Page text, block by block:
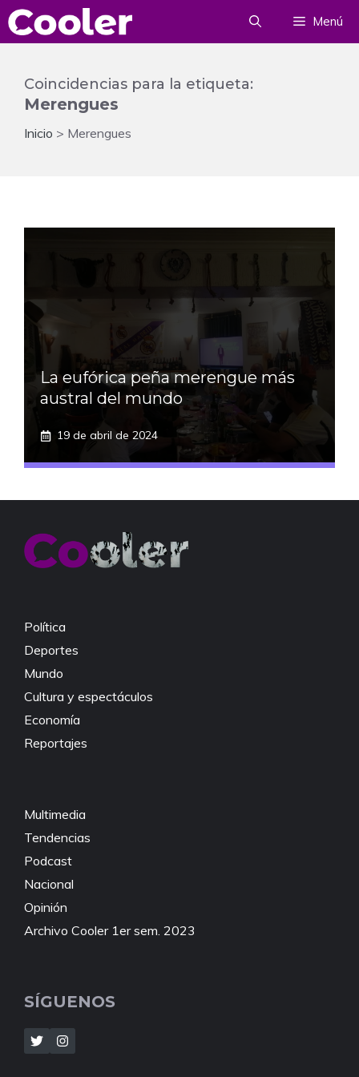
Saltar
al
Menú
Coincidencias para la etiqueta:
Merengues
Inicio > Merengues
La eufórica peña merengue más
austral del mundo
19 de abril de 2024
Política
Deportes
Mundo
Cultura y espectáculos
Economía
Reportajes
Multimedia
Tendencias
Podcast
Nacional
Opinión
Archivo Cooler 1er sem. 2023
SÍGUENOS